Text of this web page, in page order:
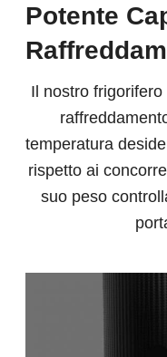
Potente
Il nostro
temperatura
rispetto ai
suo peso